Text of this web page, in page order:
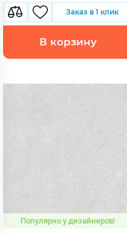
Заказ в 1 клик
В корзину
Популярно у дизайнеров!